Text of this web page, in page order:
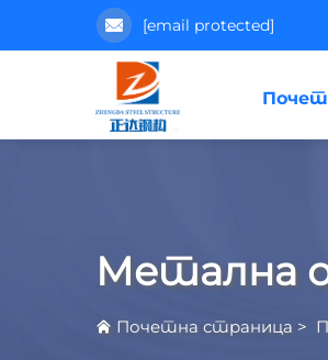
[email protected]
Метална
Почетна страница >